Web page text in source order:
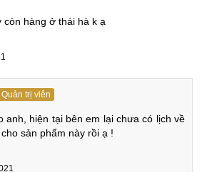
còn hàng ở thái hà k ạ
Quản trị viên
anh, hiện tại bên em lại chưa có lịch về
sản phẩm này rồi ạ !